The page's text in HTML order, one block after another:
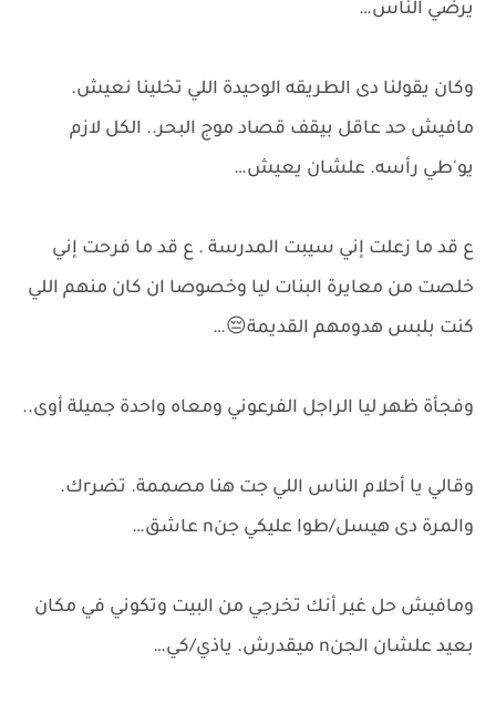
يرضي الناس…
وكان يقولنا دى الطريقه الوحيدة اللي تخلينا نعيش.
مافيش حد عاقل بيقف قصاد موج البحر.. الكل لازم
يو'طي رأسه. علشان يعيش…
ع قد ما زعلت إني سيبت المدرسة . ع قد ما فرحت إني
خلصت من معايرة البنات ليا وخصوصا ان كان منهم اللي
كنت بلبس هدومهم القديمة😔…
وفجأة ظهر ليا الراجل الفرعوني ومعاه واحدة جميلة أوى..
وقالي يا أحلام الناس اللي جت هنا مصممة. تضرrك.
والمرة دى هيسل/طوا عليكي جنn عاشق…
ومافيش حل غير أنك تخرجي من البيت وتكوني في مكان
بعيد علشان الجنn ميقدرش. ياذي/كي…